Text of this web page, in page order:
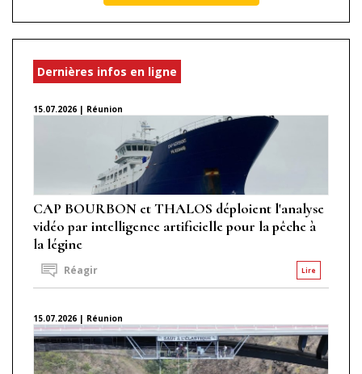
Dernières infos en ligne
15.07.2026 | Réunion
CAP BOURBON et THALOS déploient l'analyse
vidéo par intelligence artificielle pour la pêche à
la légine
Lire
Réagir
15.07.2026 | Réunion